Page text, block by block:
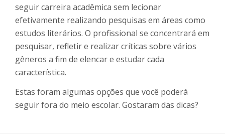
seguir carreira acadêmica sem lecionar
efetivamente realizando pesquisas em áreas como
estudos literários. O profissional se concentrará em
pesquisar, refletir e realizar críticas sobre vários
gêneros a fim de elencar e estudar cada
característica.
Estas foram algumas opções que você poderá
seguir fora do meio escolar. Gostaram das dicas?